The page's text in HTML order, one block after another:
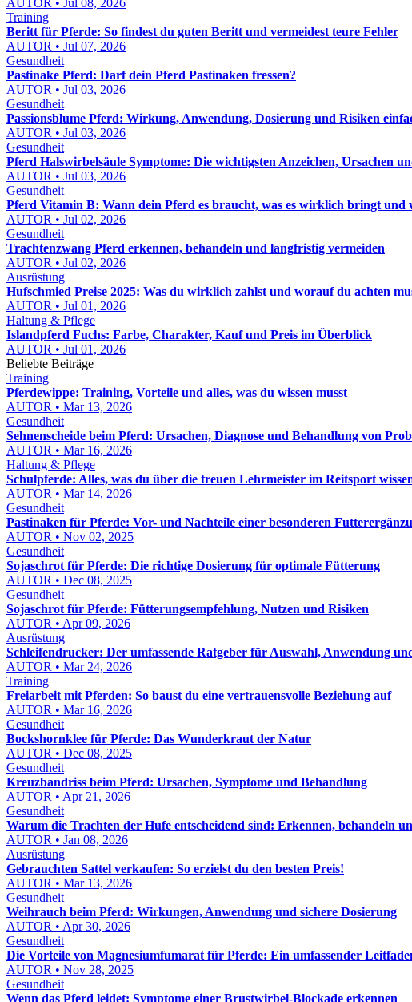
AUTOR • Jul 08, 2026
Training
Beritt für Pferde: So findest du guten Beritt und vermeidest teure Fehler
AUTOR • Jul 07, 2026
Gesundheit
Pastinake Pferd: Darf dein Pferd Pastinaken fressen?
AUTOR • Jul 03, 2026
Gesundheit
Passionsblume Pferd: Wirkung, Anwendung, Dosierung und Risiken
AUTOR • Jul 03, 2026
Gesundheit
Pferd Halswirbelsäule Symptome: Die wichtigsten Anzeichen, Ursachen
AUTOR • Jul 03, 2026
Gesundheit
Pferd Vitamin B: Wann dein Pferd es braucht, was es wirklich bringt und
AUTOR • Jul 02, 2026
Gesundheit
Trachtenzwang Pferd erkennen, behandeln und langfristig vermeiden
AUTOR • Jul 02, 2026
Ausrüstung
Hufschmied Preise 2025: Was du wirklich zahlst und worauf du achten
AUTOR • Jul 01, 2026
Haltung & Pflege
Islandpferd Fuchs: Farbe, Charakter, Kauf und Preis im Überblick
AUTOR • Jul 01, 2026
Beliebte Beiträge
Training
Pferdewippe: Training, Vorteile und alles, was du wissen musst
AUTOR • Mar 13, 2026
Gesundheit
Sehnenscheide beim Pferd: Ursachen, Diagnose und Behandlung von
AUTOR • Mar 16, 2026
Haltung & Pflege
Schulpferde: Alles, was du über die treuen Lehrmeister im Reitsport
AUTOR • Mar 14, 2026
Gesundheit
Pastinaken für Pferde: Vor- und Nachteile einer besonderen
AUTOR • Nov 02, 2025
Gesundheit
Sojaschrot für Pferde: Die richtige Dosierung für optimale Fütterung
AUTOR • Dec 08, 2025
Gesundheit
Sojaschrot für Pferde: Fütterungsempfehlung, Nutzen und Risiken
AUTOR • Apr 09, 2026
Ausrüstung
Schleifendrucker: Der umfassende Ratgeber für Auswahl, Anwendung
AUTOR • Mar 24, 2026
Training
Freiarbeit mit Pferden: So baust du eine vertrauensvolle Beziehung auf
AUTOR • Mar 16, 2026
Gesundheit
Bockshornklee für Pferde: Das Wunderkraut der Natur
AUTOR • Dec 08, 2025
Gesundheit
Kreuzbandriss beim Pferd: Ursachen, Symptome und Behandlung
AUTOR • Apr 21, 2026
Gesundheit
Warum die Trachten der Hufe entscheidend sind: Erkennen, behandeln
AUTOR • Jan 08, 2026
Ausrüstung
Gebrauchten Sattel verkaufen: So erzielst du den besten Preis!
AUTOR • Mar 13, 2026
Gesundheit
Weihrauch beim Pferd: Wirkungen, Anwendung und sichere Dosierung
AUTOR • Apr 30, 2026
Gesundheit
Die Vorteile von Magnesiumfumarat für Pferde: Ein umfassender
AUTOR • Nov 28, 2025
Gesundheit
Wenn das Pferd leidet: Symptome einer Brustwirbel-Blockade erkennen